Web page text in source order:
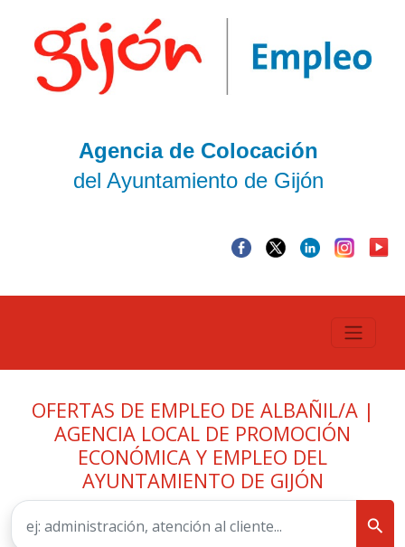
Agencia de Colocación
del Ayuntamiento de Gijón
OFERTAS DE EMPLEO DE ALBAÑIL/A |
AGENCIA LOCAL DE PROMOCIÓN
ECONÓMICA Y EMPLEO DEL
AYUNTAMIENTO DE GIJÓN